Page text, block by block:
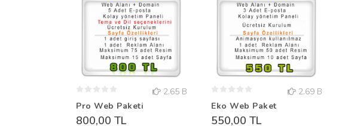
2.65 B
Pro Web Paketi
800,00 TL
2.69 B
Eko Web Paket
550,00 TL